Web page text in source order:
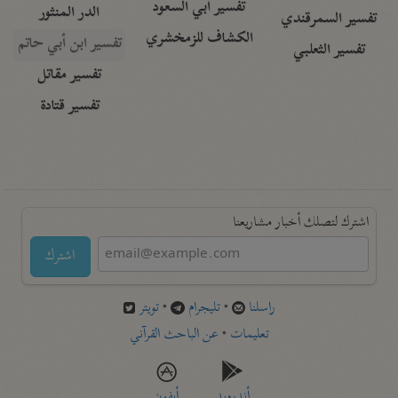
تفسير السمرقندي
تفسير الثعلبي
تفسير أبي السعود
الكشاف للزمخشري
الدر المنثور
تفسير ابن أبي حاتم
تفسير مقاتل
تفسير قتادة
اشترك لتصلك أخبار مشاريعنا
اشترك
راسلنا •تليجرام •تويتر
تعليمات •عن الباحث القرآني